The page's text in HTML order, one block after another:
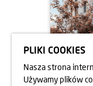
PLIKI COOKIES
Nasza strona
Używamy plików